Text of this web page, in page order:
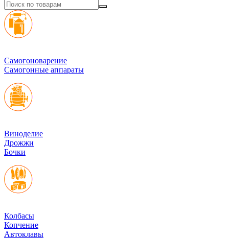
Cамогоноварение
Самогонные аппараты
Виноделие
Дрожжи
Бочки
Колбасы
Копчение
Автоклавы